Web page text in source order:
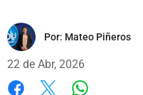
Por: Mateo Piñeros
22 de Abr, 2026